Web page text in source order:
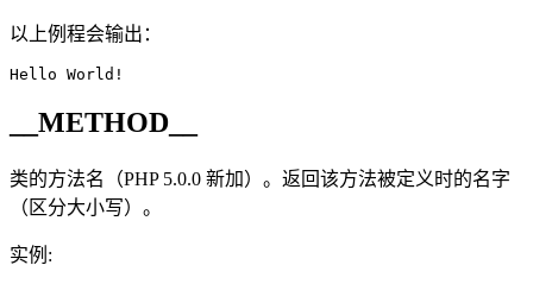
以上例程会输出：
Hello World!
__METHOD__
类的方法名（PHP 5.0.0 新加）。返回该方法被定义时的名字
（区分大小写）。
实例: